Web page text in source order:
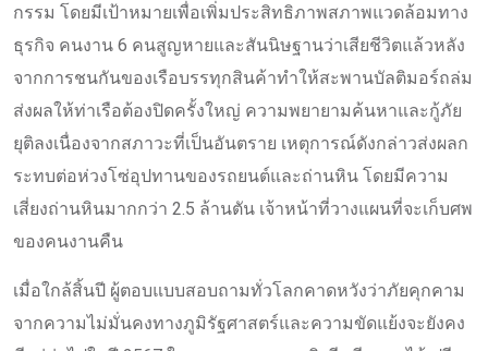
กรรม โดยมีเป้าหมายเพื่อเพิ่มประสิทธิภาพสภาพแวดล้อมทาง
ธุรกิจ คนงาน 6 คนสูญหายและสันนิษฐานว่าเสียชีวิตแล้วหลัง
จากการชนกันของเรือบรรทุกสินค้าทำให้สะพานบัลติมอร์ถล่ม
ส่งผลให้ท่าเรือต้องปิดครั้งใหญ่ ความพยายามค้นหาและกู้ภัย
ยุติลงเนื่องจากสภาวะที่เป็นอันตราย เหตุการณ์ดังกล่าวส่งผลก
ระทบต่อห่วงโซ่อุปทานของรถยนต์และถ่านหิน โดยมีความ
เสี่ยงถ่านหินมากกว่า 2.5 ล้านตัน เจ้าหน้าที่วางแผนที่จะเก็บศพ
ของคนงานคืน
เมื่อใกล้สิ้นปี ผู้ตอบแบบสอบถามทั่วโลกคาดหวังว่าภัยคุกคาม
จากความไม่มั่นคงทางภูมิรัฐศาสตร์และความขัดแย้งจะยังคง